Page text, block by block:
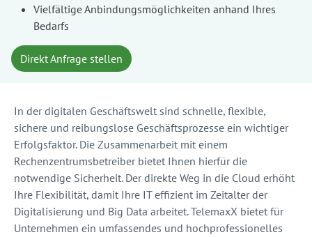
Vielfältige Anbindungsmöglichkeiten anhand Ihres
Bedarfs
Direkt Anfrage stellen
In der digitalen Geschäftswelt sind schnelle, flexible,
sichere und reibungslose Geschäftsprozesse ein wichtiger
Erfolgsfaktor. Die Zusammenarbeit mit einem
Rechenzentrumsbetreiber bietet Ihnen hierfür die
notwendige Sicherheit. Der direkte Weg in die Cloud erhöht
Ihre Flexibilität, damit Ihre IT effizient im Zeitalter der
Digitalisierung und Big Data arbeitet. TelemaxX bietet für
Unternehmen ein umfassendes und hochprofessionelles